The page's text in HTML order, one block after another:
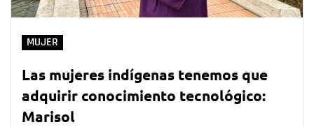
MUJER
Las mujeres indígenas tenemos que
adquirir conocimiento tecnológico:
Marisol